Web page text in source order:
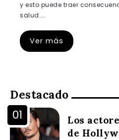
y esto puede traer
salud....
Ver más
Destacado
Los
de